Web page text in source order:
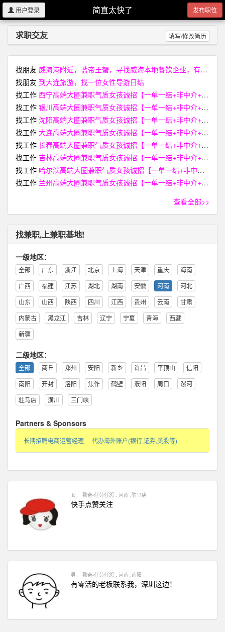
简直太快了
用户登录 发布职位
求职交友 填写/修改简历
找朋友 威海港附近，蓝帝王蟹，寻找威海本地餐饮企业，有活性稍弱价格较低的蟹，欢迎联系
找朋友 到大连旅游，找一位女性导游日结
找工作 西宁高端大圈兼职气质女孩诚招【一单一结+非中介+无费用】【I34-3394-668O薇 電同号】
找工作 银川高端大圈兼职气质女孩诚招【一单一结+非中介+无费用】【I34-3394-668O薇 電同号】
找工作 沈阳高端大圈兼职气质女孩诚招【一单一结+非中介+无费用】【I34-3394-668O薇 電同号】
找工作 大连高端大圈兼职气质女孩诚招【一单一结+非中介+无费用】【I34-3394-668O薇 電同号】
找工作 长春高端大圈兼职气质女孩诚招【一单一结+非中介+无费用】【I34-3394-668O薇 電同号】
找工作 吉林高端大圈兼职气质女孩诚招【一单一结+非中介+无费用】【I34-3394-668O薇 電同号】
找工作 哈尔滨高端大圈兼职气质女孩诚招【一单一结+非中介+无费用】【I34-3394-668O薇 電同号】
找工作 兰州高端大圈兼职气质女孩诚招【一单一结+非中介+无费用】【I34-3394-668O薇 電同号】
查看全部>>
找兼职,上兼职基地!
一级地区：
全部 广东 浙江 北京 上海 天津 重庆
海南
广西
福建 江苏 湖北 湖南 安徽 河南
河北
山东
山西 陕西 四川 江西 贵州 云南
甘肃
内蒙古
黑龙江 吉林 辽宁 宁夏 青海
西藏
新疆
二级地区：
全部 商丘 郑州 安阳 新乡 许昌 平顶山
信阳
南阳
开封 洛阳 焦作 鹤壁 濮阳 周口
漯河
驻马店
潢川 三门峡
Partners & Sponsors
长期招聘电商运营经理 代办海外账户(银行,证券,美股等)
女， 勤奋-任劳任怨 , 河南 ,驻马店
快手点赞关注
男， 勤奋-任劳任怨 , 河南 ,南阳
有零活的老板联系我，深圳这边！